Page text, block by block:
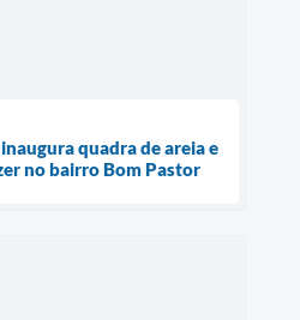
quadra de areia e
no bairro Bom Pastor